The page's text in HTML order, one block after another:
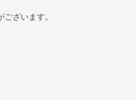
ざいます。